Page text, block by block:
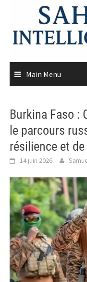
content
Main Menu
Burkina Faso :
le parcours
résilience et
14 juin 2026